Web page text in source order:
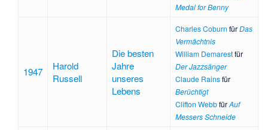
Medal for Benny
1947
Harold
Russell
Die besten
Jahre
unseres
Lebens
Charles Coburn fürDas
Vermächtnis
William Demarestfür
Der Jazzsänger
Claude Rainsfür
Berüchtigt
Clifton WebbfürAuf
Messers Schneide